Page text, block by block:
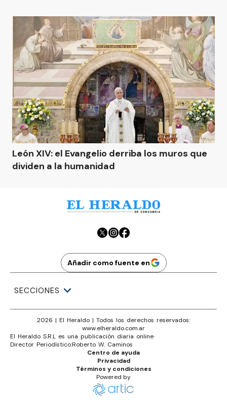
León XIV: el Evangelio derriba los muros que
dividen a la humanidad
Añadir como fuente en
SECCIONES
2026 | El Heraldo | Todos los derechos reservados:
www.elheraldo.com.ar
El Heraldo S.R.L es una publicación diaria online·
Director Periodístico:Roberto W. Caminos
Términos y condiciones
Privacidad
Centro de ayuda
Powered by